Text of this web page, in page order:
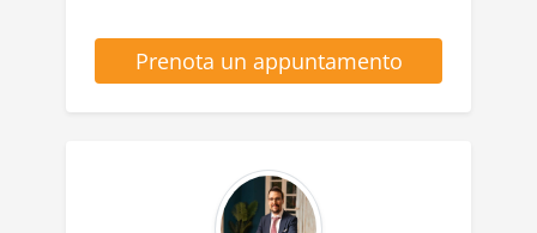
Prenota un appuntamento